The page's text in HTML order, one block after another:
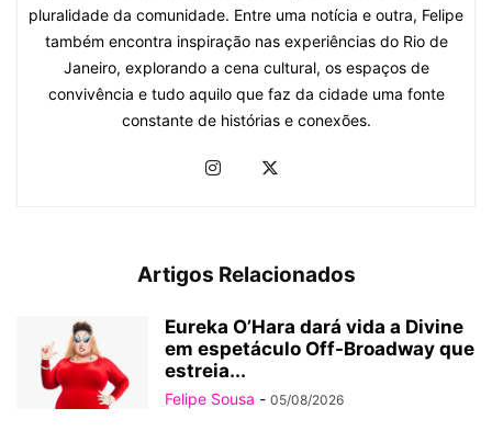
pluralidade da comunidade. Entre uma notícia e outra, Felipe
também encontra inspiração nas experiências do Rio de
Janeiro, explorando a cena cultural, os espaços de
convivência e tudo aquilo que faz da cidade uma fonte
constante de histórias e conexões.
Artigos Relacionados
Eureka O’Hara dará vida a Divine
em espetáculo Off-Broadway que
estreia...
Felipe Sousa - 05/08/2026